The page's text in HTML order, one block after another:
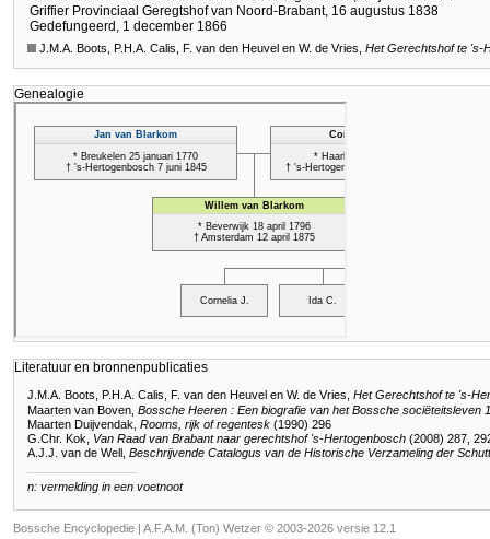
Griffier Provinciaal Geregtshof van Noord-Brabant, 16 augustus 1838
Gedefungeerd, 1 december 1866
J.M.A. Boots, P.H.A. Calis, F. van den Heuvel en W. de Vries, Het Gerechtshof te 's-
Genealogie
Literatuur en bronnenpublicaties
J.M.A. Boots, P.H.A. Calis, F. van den Heuvel en W. de Vries, Het Gerechtshof te 's-
Maarten van Boven, Bossche Heeren : Een biografie van het Bossche sociëteitsleven
Maarten Duijvendak, Rooms, rijk of regentesk (1990) 296
G.Chr. Kok, Van Raad van Brabant naar gerechtshof 's-Hertogenbosch (2008) 287,
A.J.J. van de Well, Beschrijvende Catalogus van de Historische Verzameling der
n: vermelding in een voetnoot
Bossche Encyclopedie | A.F.A.M. (Ton) Wetzer © 2003-2026 versie 12.1